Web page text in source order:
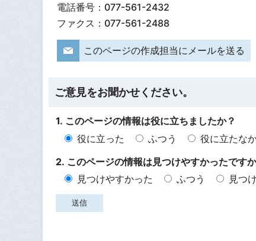
電話番号：077-561-2432
ファクス：077-561-2488
このページの作成担当にメールを送る
ご意見をお聞かせください。
1. このページの情報は役に立ちましたか？
役に立った
ふつう
役に立たな
2. このページの情報は見つけやすかったです
見つけやすかった
ふつう 見つ